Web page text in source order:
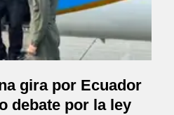
gira por Ecuador
debate por la ley